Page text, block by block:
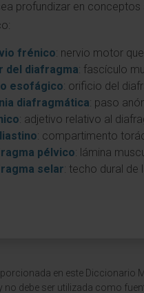
profundizar en
frénico: nervio motor
del diafragma: fascículo
esofágico: orificio del
diafragmática: paso
: adjetivo relativo al
: compartimento
pélvico: lámina
selar: techo dural de
en este Diccionario
debe ser utilizada como